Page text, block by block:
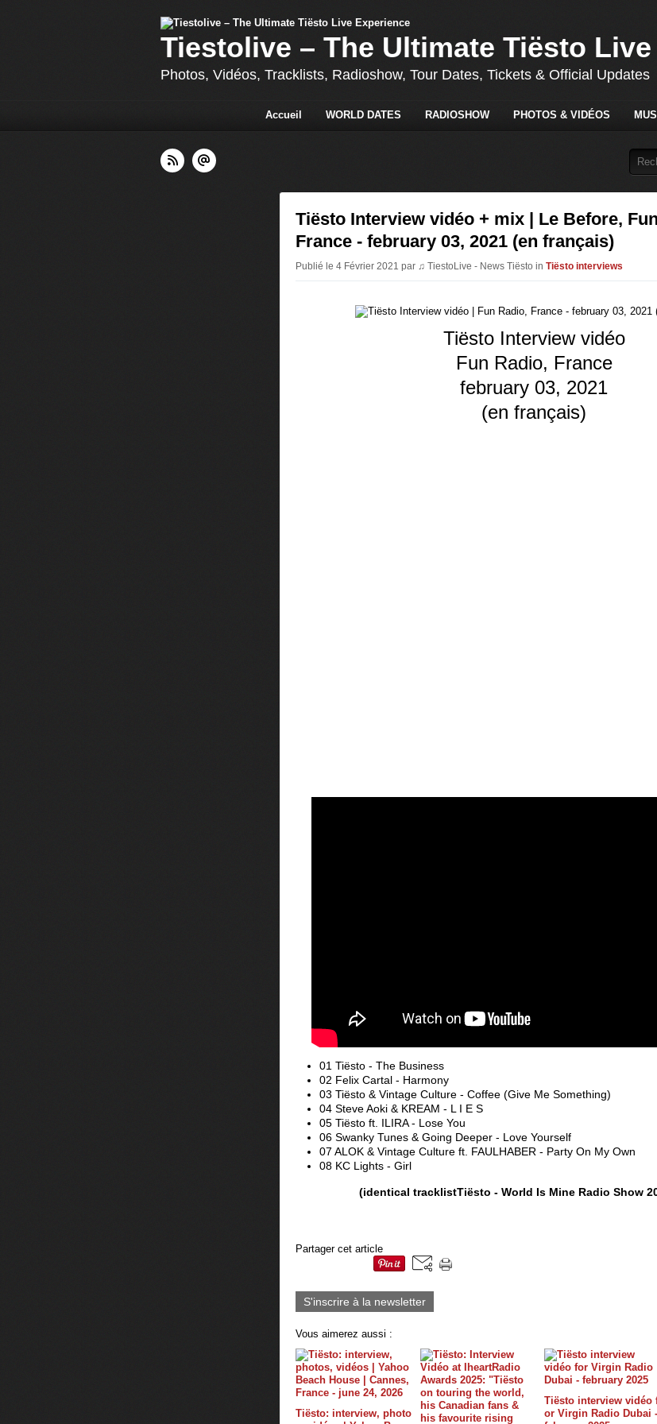
Tiestolive – The Ultimate Tiësto
Photos, Vidéos, Tracklists, Radioshow, Tour Dates, Tickets & Official Updates
Accueil WORLD DATES RADIOSHOW PHOTOS & VIDÉOS
Tiësto Interview vidéo + mix | Le Before,
France - february 03, 2021 (en français)
Publié le 4 Février 2021 par ♫ TiestoLive - News Tiësto in Tiësto interviews
Tiësto Interview vidéo
Fun Radio, France
february 03, 2021
(en français)
01 Tiësto - The Business
02 Felix Cartal - Harmony
03 Tiësto & Vintage Culture - Coffee (Give Me Something)
04 Steve Aoki & KREAM - L I E S
05 Tiësto ft. ILIRA - Lose You
06 Swanky Tunes & Going Deeper - Love Yourself
07 ALOK & Vintage Culture ft. FAULHABER - Party On My Own
08 KC Lights - Girl
(identical tracklistTiësto - World Is Mine Radio Show
Partager cet article
S'inscrire à la newsletter
Vous aimerez aussi :
Tiësto: interview, photo
Tiësto interview vidéo
or Virgin Radio Dubai -